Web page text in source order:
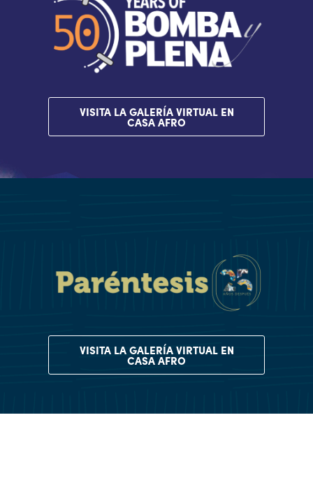
VISITA LA GALERÍA VIRTUAL EN
CASA AFRO
VISITA LA GALERÍA VIRTUAL EN
CASA AFRO